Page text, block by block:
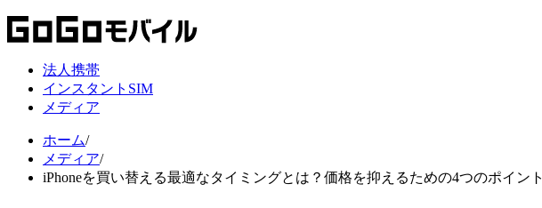
法人携帯
インスタントSIM
メディア
ホーム/
メディア/
iPhoneを買い替える最適なタイミングとは？価格を抑えるための4つのポイント